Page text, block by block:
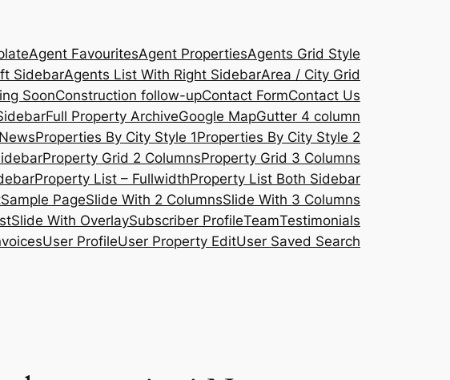
Agent FavouritesAgent PropertiesAgents Grid Style
SidebarAgents List With Right SidebarArea / City Grid
SoonConstruction follow-upContact FormContact Us
Full Property ArchiveGoogle MapGutter 4 column
NewsProperties By City Style 1Properties By City Style 2
Property Grid 2 ColumnsProperty Grid 3 Columns
Property List – FullwidthProperty List Both Sidebar
Sample PageSlide With 2 ColumnsSlide With 3 Columns
Slide With OverlaySubscriber ProfileTeamTestimonials
User ProfileUser Property EditUser Saved Search